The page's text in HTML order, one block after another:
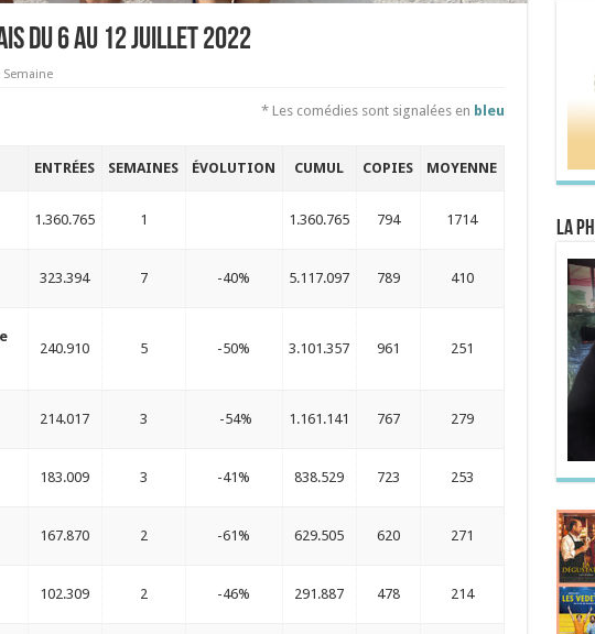
du 6 au 12 juillet 2022
Semaine
* Les comédies sont signalées en bleu
ENTRÉES SEMAINES ÉVOLUTION CUMUL COPIES MOYENNE
1.360.765 1 1.360.765 794 1714
323.394 7 -40% 5.117.097 789 410
240.910 5 -50% 3.101.357 961 251
214.017 3 -54% 1.161.141 767 279
183.009 3 -41% 838.529 723 253
167.870 2 -61% 629.505 620 271
102.309 2 -46% 291.887 478 214
La